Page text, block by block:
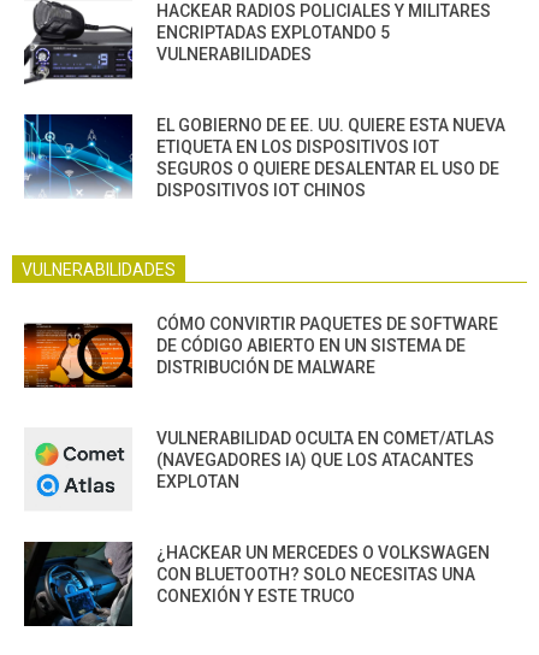
HACKEAR RADIOS POLICIALES Y MILITARES
ENCRIPTADAS EXPLOTANDO 5
VULNERABILIDADES
EL GOBIERNO DE EE. UU. QUIERE ESTA NUEVA
ETIQUETA EN LOS DISPOSITIVOS IOT
SEGUROS O QUIERE DESALENTAR EL USO DE
DISPOSITIVOS IOT CHINOS
VULNERABILIDADES
CÓMO CONVIRTIR PAQUETES DE SOFTWARE
DE CÓDIGO ABIERTO EN UN SISTEMA DE
DISTRIBUCIÓN DE MALWARE
VULNERABILIDAD OCULTA EN COMET/ATLAS
(NAVEGADORES IA) QUE LOS ATACANTES
EXPLOTAN
¿HACKEAR UN MERCEDES O VOLKSWAGEN
CON BLUETOOTH? SOLO NECESITAS UNA
CONEXIÓN Y ESTE TRUCO